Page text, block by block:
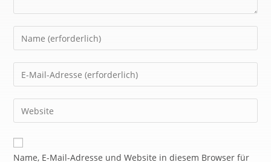
Name, E-Mail-Adresse und Website in diesem Browser für